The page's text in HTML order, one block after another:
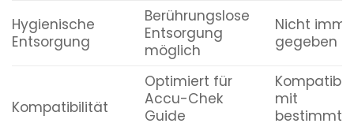
Hygienische
Entsorgung
Berührungslose
Entsorgung
möglich
Nicht
gegeben
Kompatibilität
Optimiert für
Accu-Chek
Guide
Kompatibel
mit